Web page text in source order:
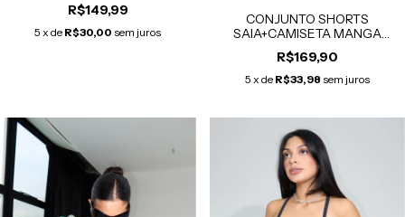
R$149,99
5 x de R$30,00 sem juros
CONJUNTO SHORTS
SAIA+CAMISETA MANGA
CURTA BLACK 7072/1195
R$169,90
5 x de R$33,98 sem juros